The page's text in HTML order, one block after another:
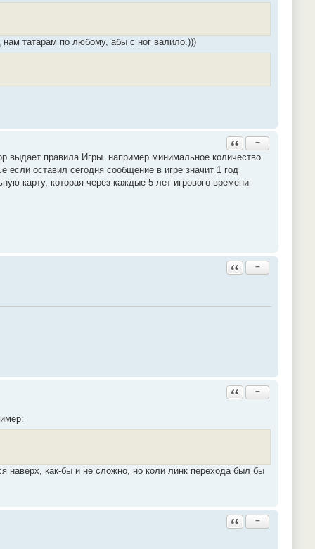
нам татарам по любому, абы с ног валило.)))
Ответить с цитатой
−
выдает правила Игры. например минимальное количество
оставил сегодня сообщение в игре значит 1 год
карту, которая через каждые 5 лет игрового времени
Ответить с цитатой
−
Ответить с цитатой
−
наверх, как-бы и не сложно, но коли линк перехода был бы
Ответить с цитатой
−